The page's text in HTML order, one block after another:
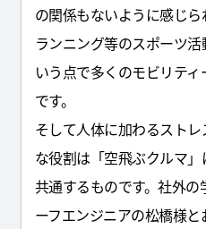
の関係もないように感じら
ランニング等のスポーツ
いう点で多くのモビリテ
です。
そして人体に加わるスト
な役割は「空飛ぶクルマ
共通するものです。社外の
ーフエンジニアの松橋様